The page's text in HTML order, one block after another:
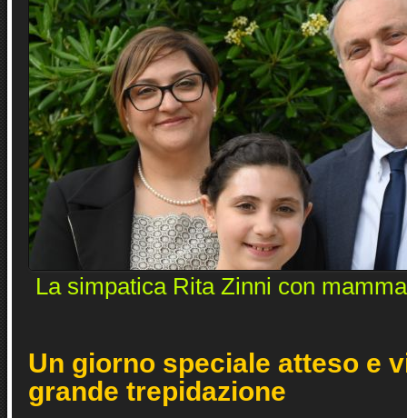
La simpatica Rita Zinni con
Un giorno speciale atteso e
grande trepidazione